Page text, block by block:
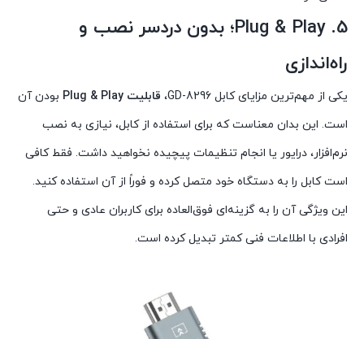
5.
Plug & Play؛ بدون دردسر نصب و
راه‌اندازی
یکی از مهم‌ترین مزایای کابل GD-8296، قابلیت Plug & Play
بودن آن
است. این بدان معناست که برای استفاده از کابل، نیازی به نصب
نرم‌افزار، درایور یا انجام تنظیمات پیچیده نخواهید داشت. فقط کافی
است کابل را به دستگاه خود متصل کرده و فوراً از آن استفاده کنید.
این ویژگی آن را به گزینه‌ای فوق‌العاده برای کاربران عادی و حتی
افرادی با اطلاعات فنی کمتر تبدیل کرده است.